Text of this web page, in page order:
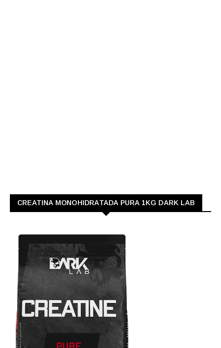
CREATINA MONOHIDRATADA PURA 1KG DARK LAB